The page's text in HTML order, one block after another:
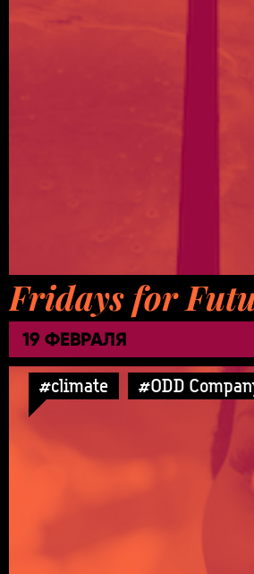
Fridays for
19 ФЕВРАЛЯ
#climate #ODD